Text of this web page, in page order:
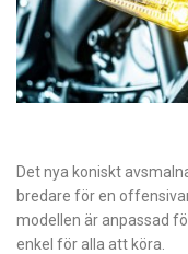
Det nya koniskt
bredare för en
modellen är anpassad
enkel för alla att köra.